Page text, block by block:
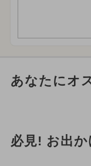
あなたにオ
必見! お出